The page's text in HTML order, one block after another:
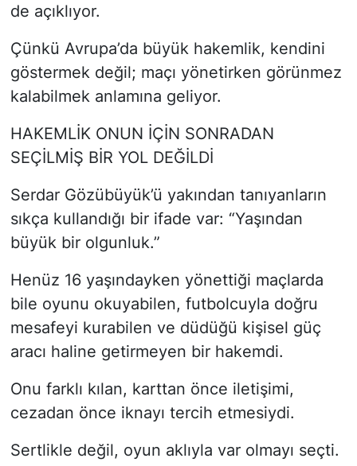
de açıklıyor.
Çünkü Avrupa’da büyük hakemlik, kendini
göstermek değil; maçı yönetirken görünmez
kalabilmek anlamına geliyor.
HAKEMLİK ONUN İÇİN SONRADAN
SEÇİLMİŞ BİR YOL DEĞİLDİ
Serdar Gözübüyük’ü yakından tanıyanların
sıkça kullandığı bir ifade var: “Yaşından
büyük bir olgunluk.”
Henüz 16 yaşındayken yönettiği maçlarda
bile oyunu okuyabilen, futbolcuyla doğru
mesafeyi kurabilen ve düdüğü kişisel güç
aracı haline getirmeyen bir hakemdi.
Onu farklı kılan, karttan önce iletişimi,
cezadan önce iknayı tercih etmesiydi.
Sertlikle değil, oyun aklıyla var olmayı seçti.